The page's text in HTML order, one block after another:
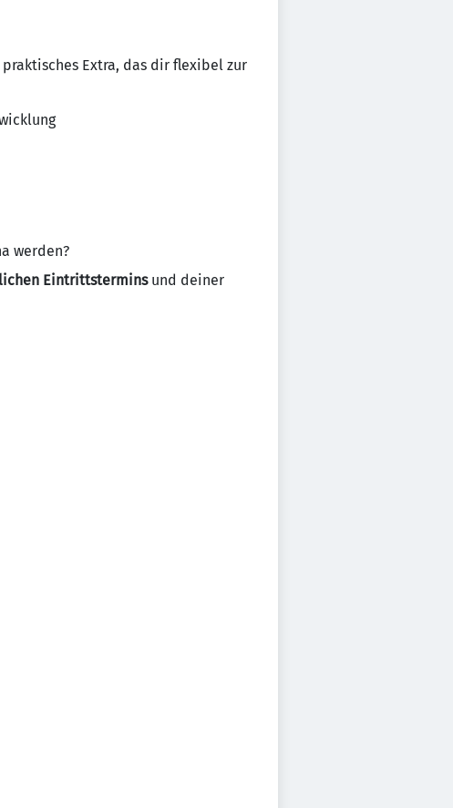
Extra, das dir flexibel zur
werden?
Eintrittsterminsund deiner